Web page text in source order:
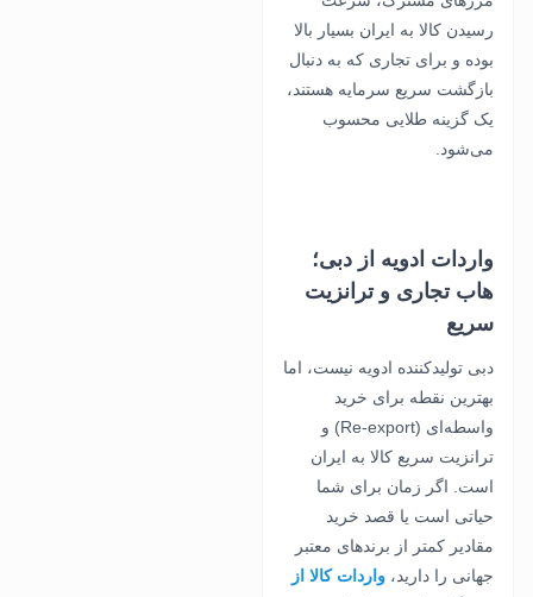
رسیدن کالا به ایران بسیار بالا
بوده و برای تجاری که به دنبال
بازگشت سریع سرمایه هستند،
یک گزینه طلایی محسوب
می‌شود.
واردات ادویه از دبی؛
هاب تجاری و ترانزیت
سریع
دبی تولیدکننده ادویه نیست، اما
بهترین نقطه برای خرید
واسطه‌ای (Re-export) و
ترانزیت سریع کالا به ایران
است. اگر زمان برای شما
حیاتی است یا قصد خرید
مقادیر کمتر از برندهای معتبر
جهانی را دارید، واردات کالا از